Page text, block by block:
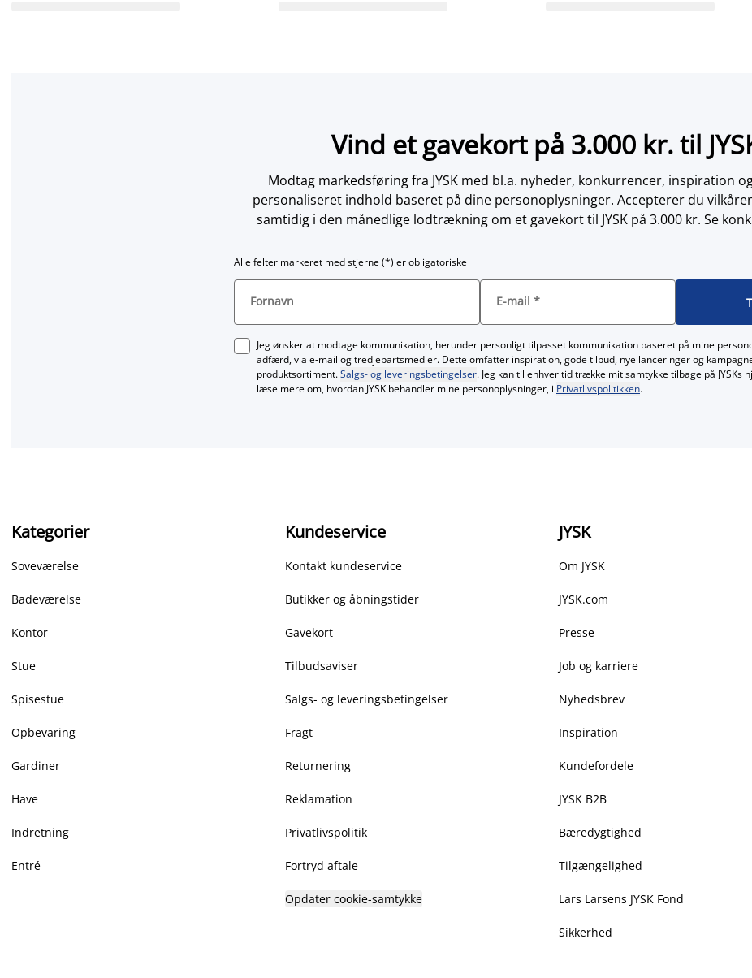
Vind et gavekort på 3.000 kr. til
Modtag markedsføring fra JYSK med bl.a. nyheder, konkurrencer, inspiration
personaliseret indhold baseret på dine personoplysninger. Accepterer du
samtidig i den månedlige lodtrækning om et gavekort til JYSK på 3.000 kr. Se
Alle felter markeret med stjerne (*) er obligatoriske
Fornavn E-mail *
Jeg ønsker at modtage kommunikation, herunder personligt tilpasset kommunikation baseret på mine
adfærd, via e‑mail og tredjepartsmedier. Dette omfatter inspiration, gode tilbud, nye lanceringer og
produktsortiment.Salgs- og leveringsbetingelser. Jeg kan til enhver tid trække mit samtykke tilbage på JYSKs
læse mere om, hvordan JYSK behandler mine personoplysninger, i Privatlivspolitikken.
Kategorier
Soveværelse
Badeværelse
Kontor
Stue
Spisestue
Opbevaring
Gardiner
Have
Indretning
Entré
Kundeservice
Kontakt kundeservice
Butikker og åbningstider
Gavekort
Tilbudsaviser
Salgs- og leveringsbetingelser
Fragt
Returnering
Reklamation
Privatlivspolitik
Fortryd aftale
Opdater cookie-samtykke
JYSK
Om JYSK
JYSK.com
Presse
Job og karriere
Nyhedsbrev
Inspiration
Kundefordele
JYSK B2B
Bæredygtighed
Tilgængelighed
Lars Larsens JYSK Fond
Sikkerhed